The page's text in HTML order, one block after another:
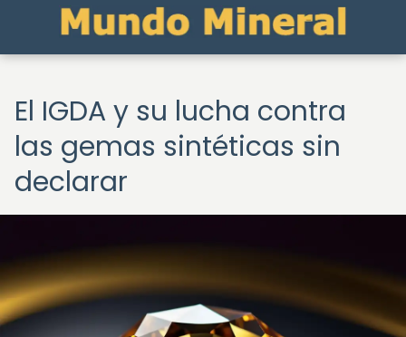
El IGDA y su lucha contra
las gemas sintéticas sin
declarar